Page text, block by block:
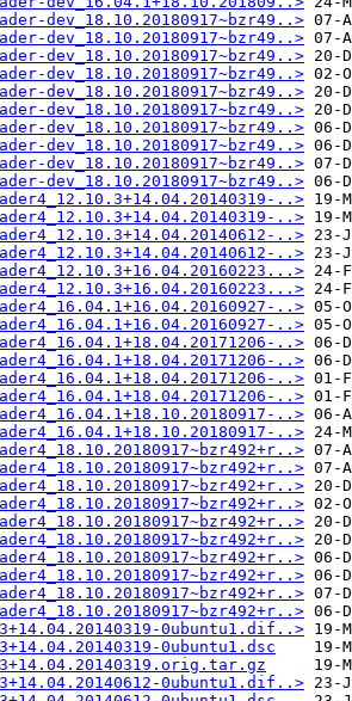
dev_18.10.20180917~bzr49..>
dev_18.10.20180917~bzr49..>
dev_18.10.20180917~bzr49..>
dev_18.10.20180917~bzr49..>
dev_18.10.20180917~bzr49..>
dev_18.10.20180917~bzr49..>
dev_18.10.20180917~bzr49..>
dev_18.10.20180917~bzr49..>
dev_18.10.20180917~bzr49..>
dev_18.10.20180917~bzr49..>
..>
..>
..>
..>
..>
..>
..>
..>
..>
..>
..>
..>
0ubuntu1.dif..>
0ubuntu1.dsc
0ubuntu1.dif..>